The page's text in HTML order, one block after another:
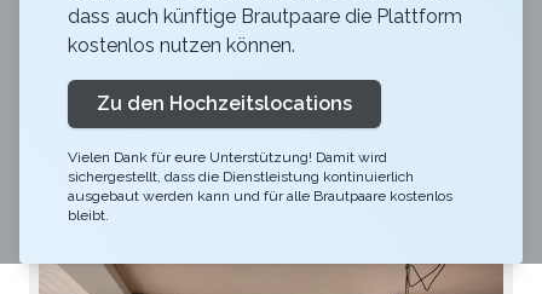
4.7
Abendessen
VS
Im Madre Nostra findet man Alpin-Italienisches Flair
verteilt auf vier Räume und zwei Etagen.
dass auch künftige Brautpaare die Plattform
kostenlos nutzen können.
Zu den Hochzeitslocations
Vielen Dank für eure Unterstützung! Damit wird
sichergestellt, dass die Dienstleistung kontinuierlich
ausgebaut werden kann und für alle Brautpaare kostenlos
bleibt.